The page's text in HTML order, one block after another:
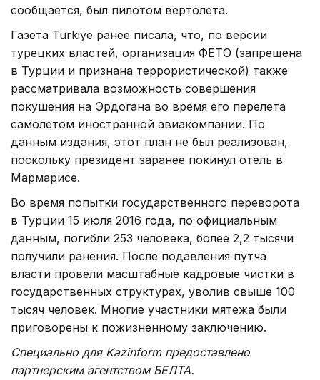
сообщается, был пилотом вертолета.
Газета Turkiye ранее писала, что, по версии
турецких властей, организация ФЕТО (запрещена
в Турции и признана террористической) также
рассматривала возможность совершения
покушения на Эрдогана во время его перелета
самолетом иностранной авиакомпании. По
данным издания, этот план не был реализован,
поскольку президент заранее покинул отель в
Мармарисе.
Во время попытки государственного переворота
в Турции 15 июля 2016 года, по официальным
данным, погибли 253 человека, более 2,2 тысячи
получили ранения. После подавления путча
власти провели масштабные кадровые чистки в
государственных структурах, уволив свыше 100
тысяч человек. Многие участники мятежа были
приговорены к пожизненному заключению.
Специально для Kazinform предоставлено
партнерским агентством БЕЛТА.